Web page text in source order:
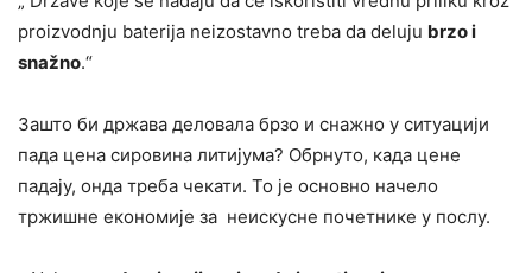
proizvodnju baterija neizostavno treba da deluju brzo i
snažno.“
Зашто би држава деловала брзо и снажно у ситуацији
пада цена сировина литијума? Обрнуто, када цене
падају, онда треба чекати. То је основно начело
тржишне економије за неискусне почетнике у послу.